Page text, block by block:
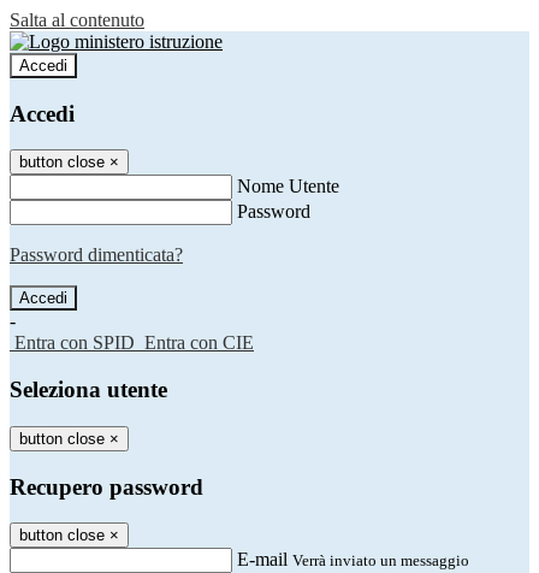
Salta al contenuto
Accedi
Accedi
button close ×
Nome Utente
Password
Password dimenticata?
-
Entra con SPID Entra con CIE
Seleziona utente
button close ×
Recupero password
button close ×
E-mail Verrà inviato un messaggio